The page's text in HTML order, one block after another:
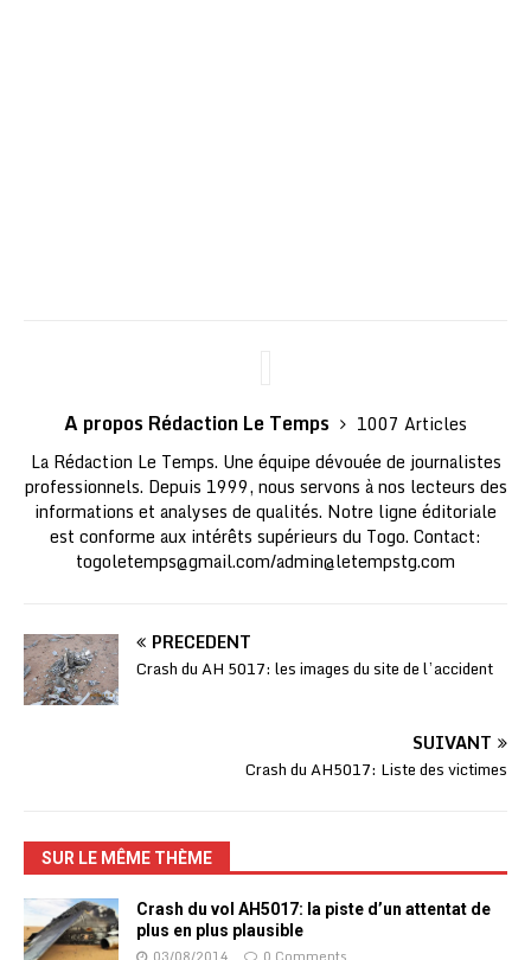
A propos Rédaction Le Temps
1007 Articles
La Rédaction Le Temps. Une équipe dévouée de journalistes
professionnels. Depuis 1999, nous servons à nos lecteurs des
informations et analyses de qualités. Notre ligne éditoriale
est conforme aux intérêts supérieurs du Togo. Contact:
togoletemps@gmail.com/admin@letempstg.com
PRÉCÉDENT
Crash du AH 5017: les images du site de l’accident
SUIVANT
Crash du AH5017: Liste des victimes
SUR LE MÊME THÈME
Crash du vol AH5017: la piste d’un attentat de
plus en plus plausible